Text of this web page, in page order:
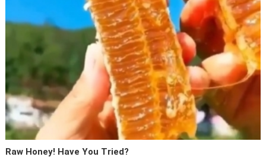
Raw Honey! Have You Tried?